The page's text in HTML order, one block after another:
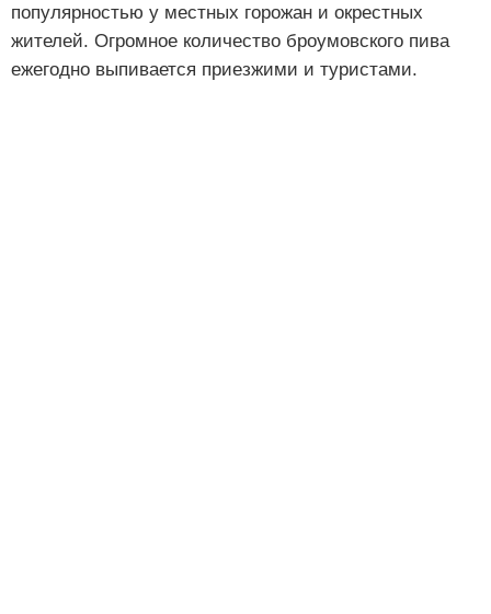
популярностью у местных горожан и окрестных
жителей. Огромное количество броумовского пива
ежегодно выпивается приезжими и туристами.